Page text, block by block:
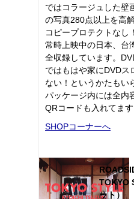
ではコラージュした壁
の写真280点以上を高
コピープロテクトな
常時上映中の日本、台
全収録しています。
ではもはや家にDVDス
ない！というかたもい
パッケージ内には全内
QRコードも入れてます
SHOPコーナーへ
TOKYO
ット）